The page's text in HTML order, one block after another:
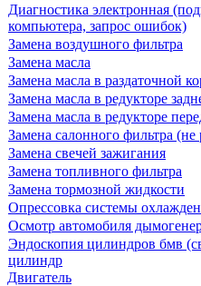
Диагностика электронная
компьютера, запрос ошибок)
Замена воздушного фильтра
Замена масла
Замена масла в раздаточной
Замена масла в редукторе
Замена масла в редукторе
Замена салонного фильтра
Замена свечей зажигания
Замена топливного фильтра
Замена тормозной жидкости
Опрессовка системы
Осмотр автомобиля
Эндоскопия цилиндров бмв
цилиндр
Двигатель